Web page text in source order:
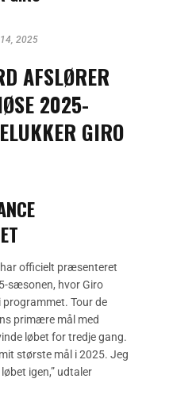
2025
AFSLØRER
2025-
GIRO
officielt præsenteret
sæsonen, hvor Giro
programmet. Tour de
primære mål med
løbet for tredje gang.
største mål i 2025. Jeg
igen,” udtaler